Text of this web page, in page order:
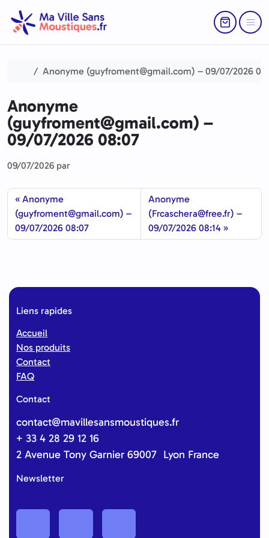
Return to
Menu
Accueil
Anonyme (guyfroment@gmail.com) – 09/07/2026
Anonyme
(guyfroment@gmail.com) –
09/07/2026 08:07
09/07/2026 par
Anonyme
(guyfroment@gmail.com) –
09/07/2026 08:07
Anonyme
(Frcaschera@free.fr) –
09/07/2026 08:14
Liens rapides
Accueil
Nos produits
Contact
FAQ
Contact
contact@mavillesansmoustiques.fr
+ 33 4 28 29 12 16
2 Avenue Tony Garnier 69007 Lyon France
Newsletter